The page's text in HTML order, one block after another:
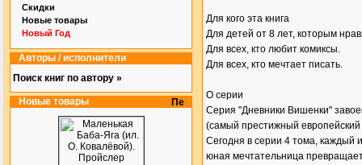
Скидки
Новые товары
Новый Год
Авторы / исполнители
Поиск книг по автору »
Новые товары
Для кого эта книга
Для детей от 8 лет, которым
Для всех, кто любит комиксы.
Для всех, кто мечтает писать.
О серии
Серия "Дневники Вишенки"
(самый престижный европейский
Сегодня в серии 4 тома, каждый
юная мечтательница